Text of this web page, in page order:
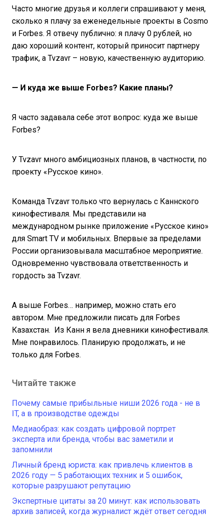
Часто многие друзья и коллеги спрашивают у меня,
сколько я плачу за еженедельные проекты в Cosmo
и Forbes. Я отвечу публично: я плачу 0 рублей, но
даю хороший контент, который приносит партнеру
трафик, а Tvzavr – новую, качественную аудиторию.
— И куда же выше Forbes? Какие планы?
Я часто задавала себе этот вопрос: куда же выше
Forbes?
У Tvzavr много амбициозных планов, в частности, по
проекту «Русское кино».
Команда Tvzavr только что вернулась с Каннского
кинофестиваля. Мы представили на
международном рынке приложение «Русское кино»
для Smart TV и мобильных. Впервые за пределами
России организовывала масштабное мероприятие.
Одновременно чувствовала ответственность и
гордость за Tvzavr.
А выше Forbes… например, можно стать его
автором. Мне предложили писать для Forbes
Казахстан. Из Канн я вела дневники кинофестиваля.
Мне понравилось. Планирую продолжать, и не
только для Forbes.
Читайте также
Почему самые прибыльные ниши 2026 года - не в
IT, а в производстве одежды
Медиаобраз: как создать цифровой портрет
эксперта или бренда, чтобы вас заметили и
запомнили
Личный бренд юриста: как привлечь клиентов в
2026 году — 5 работающих техник и 5 ошибок,
которые разрушают репутацию
Экспертные цитаты за 20 минут: как использовать
архив записей, когда журналист ждёт ответ сегодня